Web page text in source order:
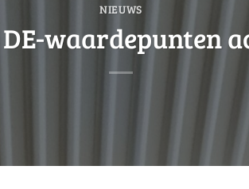
NIEUWS
waardepunten